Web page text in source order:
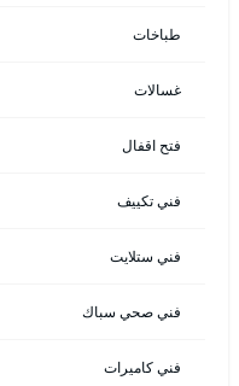
طباخات
غسالات
فتح اقفال
فني تكييف
فني ستلايت
فني صحي سباك
فني كاميرات